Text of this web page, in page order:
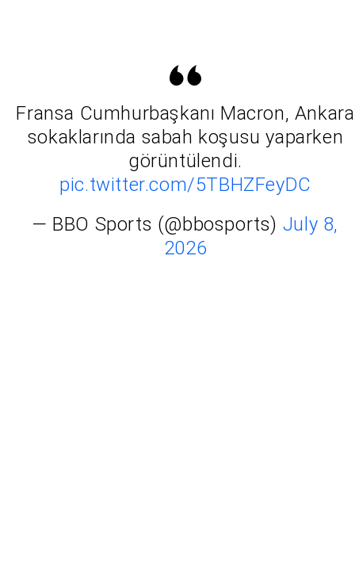
Fransa Cumhurbaşkanı Macron, Ankara
sokaklarında sabah koşusu yaparken
görüntülendi.
pic.twitter.com/5TBHZFeyDC
— BBO Sports (@bbosports) July 8,
2026